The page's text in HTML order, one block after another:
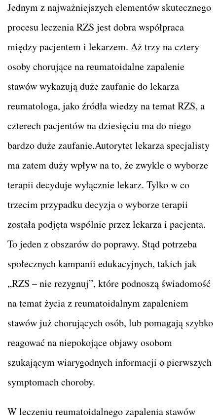
Jednym z najważniejszych elementów skutecznego
procesu leczenia RZS jest dobra współpraca
między pacjentem i lekarzem. Aż trzy na cztery
osoby chorujące na reumatoidalne zapalenie
stawów wykazują duże zaufanie do lekarza
reumatologa, jako źródła wiedzy na temat RZS, a
czterech pacjentów na dziesięciu ma do niego
bardzo duże zaufanie.Autorytet lekarza specjalisty
ma zatem duży wpływ na to, że zwykle o wyborze
terapii decyduje wyłącznie lekarz. Tylko w co
trzecim przypadku decyzja o wyborze terapii
została podjęta wspólnie przez lekarza i pacjenta.
To jeden z obszarów do poprawy. Stąd potrzeba
społecznych kampanii edukacyjnych, takich jak
„RZS – nie rezygnuj”, które podnoszą świadomość
na temat życia z reumatoidalnym zapaleniem
stawów już chorujących osób, lub pomagają szybko
reagować na niepokojące objawy osobom
szukającym wiarygodnych informacji o pierwszych
symptomach choroby.
W leczeniu reumatoidalnego zapalenia stawów